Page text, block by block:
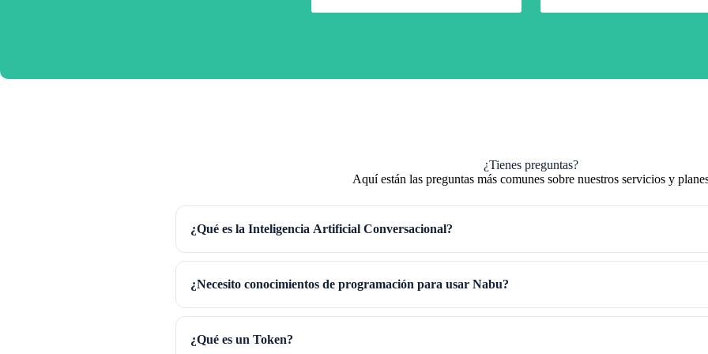
¿Tienes preguntas?
Aquí están las preguntas más comunes sobre nuestros servicios y
¿Qué es la Inteligencia Artificial Conversacional?
¿Necesito conocimientos de programación para usar Nabu?
¿Qué es un Token?